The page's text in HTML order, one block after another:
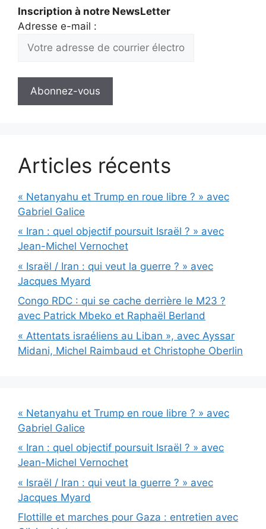
Inscription à notre NewsLetter
Adresse e-mail :
Articles récents
« Netanyahu et Trump en roue libre ? » avec
Gabriel Galice
« Iran : quel objectif poursuit Israël ? » avec
Jean-Michel Vernochet
« Israël / Iran : qui veut la guerre ? » avec
Jacques Myard
Congo RDC : qui se cache derrière le M23 ?
avec Patrick Mbeko et Raphaël Berland
« Attentats israéliens au Liban », avec Ayssar
Midani, Michel Raimbaud et Christophe Oberlin
« Netanyahu et Trump en roue libre ? » avec
Gabriel Galice
« Iran : quel objectif poursuit Israël ? » avec
Jean-Michel Vernochet
« Israël / Iran : qui veut la guerre ? » avec
Jacques Myard
Flottille et marches pour Gaza : entretien avec